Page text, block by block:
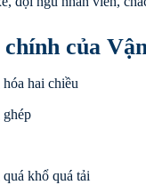
của
hai chiều
khổ quá tải